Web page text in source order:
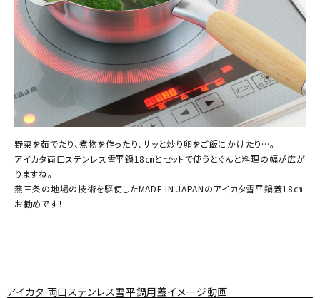
野菜を茹でたり、煮物を作ったり、サッと炒り卵をご飯にかけたり…。
アイカタ両口ステンレス雪平鍋18㎝とセットで使うとぐんと料理の幅が広が
りますね。
燕三条の地場の技術を駆使したMADE IN JAPANのアイカタ雪平鍋蓋18㎝
お勧めです！
アイカタ 両口ステンレス雪平鍋用蓋イメージ動画